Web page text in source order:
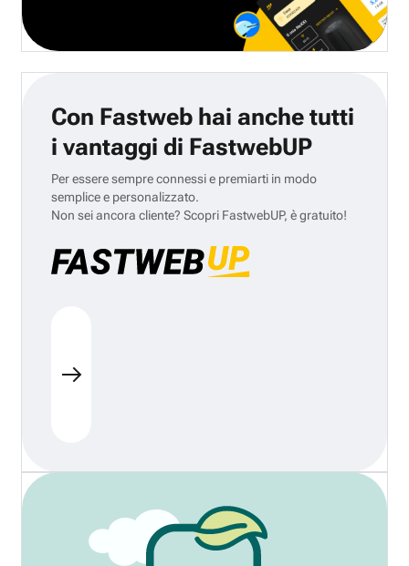
Con Fastweb hai anche tutti
i vantaggi di FastwebUP
Per essere sempre connessi e premiarti in modo
semplice e personalizzato.
Non sei ancora cliente? Scopri FastwebUP, è gratuito!